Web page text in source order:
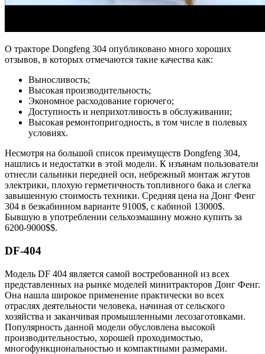
О тракторе Dongfeng 304 опубликовано много хороших
отзывов, в которых отмечаются такие качества как:
Выносливость;
Высокая производительность;
Экономное расходование горючего;
Доступность и неприхотливость в обслуживании;
Высокая ремонтопригодность, в том числе в полевых
условиях.
Несмотря на большой список преимуществ Dongfeng 304,
нашлись и недостатки в этой модели. К изъянам пользователи
отнесли сальники передней оси, небрежный монтаж жгутов
электрики, плохую герметичность топливного бака и слегка
завышенную стоимость техники. Средняя цена на Донг Фенг
304 в безкабинном варианте 9100$, с кабиной 13000$.
Бывшую в употреблении сельхозмашину можно купить за
6200-9000$$.
DF-404
Модель DF 404 является самой востребованной из всех
представленных на рынке моделей минитракторов Донг Фенг.
Она нашла широкое применение практически во всех
отраслях деятельности человека, начиная от сельского
хозяйства и заканчивая промышленными лесозаготовками.
Популярность данной модели обусловлена высокой
производительностью, хорошей проходимостью,
многофункциональностью и компактными размерами.